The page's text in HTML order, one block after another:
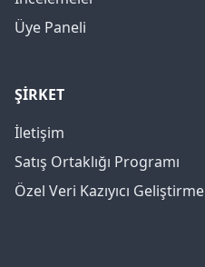
Üye Paneli
ŞİRKET
İletişim
Satış Ortaklığı Programı
Özel Veri Kazıyıcı Geliştirme